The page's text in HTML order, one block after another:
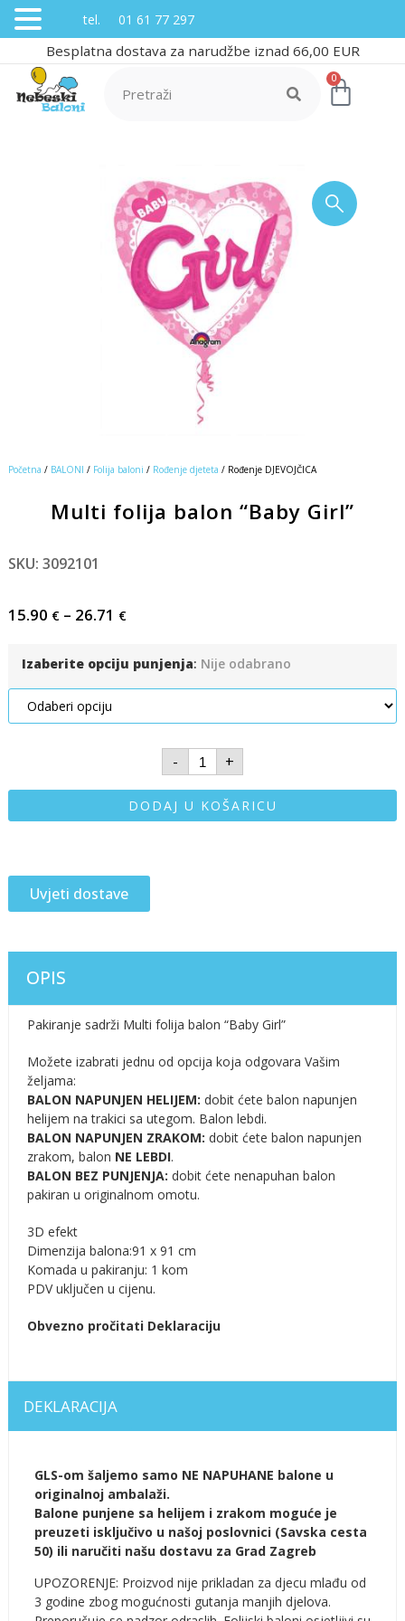
Besplatna dostava za narudžbe iznad 66,00 EUR
0
Početna / BALONI / Folija baloni / Rođenje djeteta / Rođenje DJEVOJČICA
Multi folija balon “Baby Girl”
SKU: 3092101
15.90 €– 26.71 €
Izaberite opciju punjenja: Nije odabrano
- +
DODAJ U KOŠARICU
Uvjeti dostave
OPIS
Pakiranje sadrži Multi folija balon “Baby Girl”
Možete izabrati jednu od opcija koja odgovara Vašim
željama:
BALON NAPUNJEN HELIJEM: dobit ćete balon napunjen
helijem na trakici sa utegom. Balon lebdi.
BALON NAPUNJEN ZRAKOM: dobit ćete balon napunjen
zrakom, balon NE LEBDI.
BALON BEZ PUNJENJA: dobit ćete nenapuhan balon
pakiran u originalnom omotu.
3D efekt
Dimenzija balona:91 x 91 cm
Komada u pakiranju: 1 kom
PDV uključen u cijenu.
Obvezno pročitati Deklaraciju
DEKLARACIJA
GLS-om šaljemo samo NE NAPUHANE balone u
originalnoj ambalaži.
Balone punjene sa helijem i zrakom moguće je
preuzeti isključivo u našoj poslovnici (Savska cesta
50) ili naručiti našu dostavu za Grad Zagreb
UPOZORENJE: Proizvod nije prikladan za djecu mlađu od
3 godine zbog mogućnosti gutanja manjih djelova.
tel. 01 61 77 297